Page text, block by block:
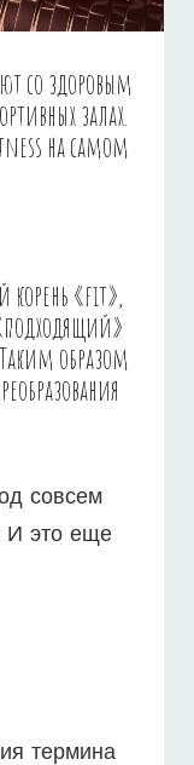
со здоровым
залах.
на самом
корень «fit»,
образом
совсем
И это еще
термина